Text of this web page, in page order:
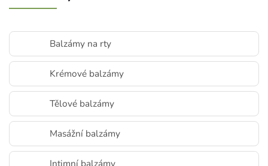
Balzámy na rty
Krémové balzámy
Tělové balzámy
Masážní balzámy
Intimní balzámy